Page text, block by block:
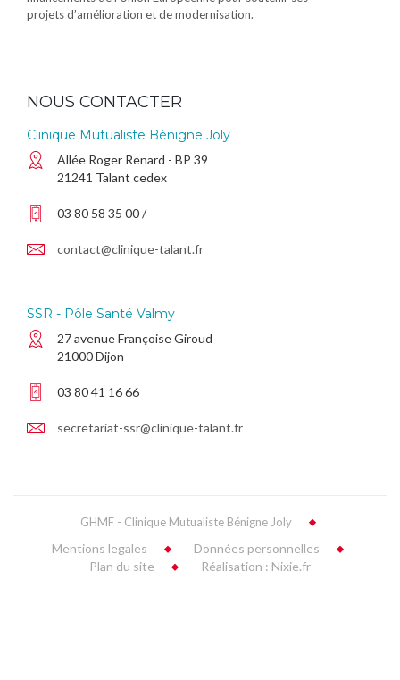
projets d’amélioration et de modernisation.
NOUS CONTACTER
Clinique Mutualiste Bénigne Joly
Allée Roger Renard - BP 39
21241 Talant cedex
03 80 58 35 00 /
contact@clinique-talant.fr
SSR - Pôle Santé Valmy
27 avenue Françoise Giroud
21000 Dijon
03 80 41 16 66
secretariat-ssr@clinique-talant.fr
GHMF - Clinique Mutualiste Bénigne Joly
Mentions legales
Données personnelles
Plan du site
Réalisation : Nixie.fr